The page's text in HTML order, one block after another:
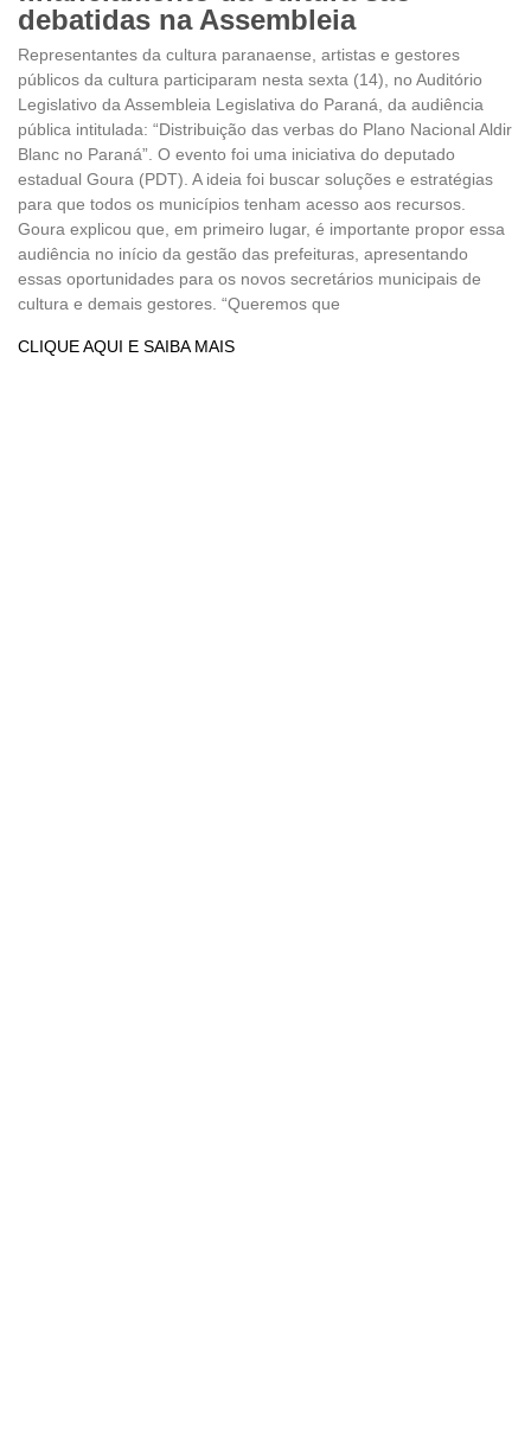
debatidas na Assembleia
Representantes da cultura paranaense, artistas e gestores
públicos da cultura participaram nesta sexta (14), no Auditório
Legislativo da Assembleia Legislativa do Paraná, da audiência
pública intitulada: “Distribuição das verbas do Plano Nacional Aldir
Blanc no Paraná”. O evento foi uma iniciativa do deputado
estadual Goura (PDT). A ideia foi buscar soluções e estratégias
para que todos os municípios tenham acesso aos recursos.
Goura explicou que, em primeiro lugar, é importante propor essa
audiência no início da gestão das prefeituras, apresentando
essas oportunidades para os novos secretários municipais de
cultura e demais gestores. “Queremos que
CLIQUE AQUI E SAIBA MAIS